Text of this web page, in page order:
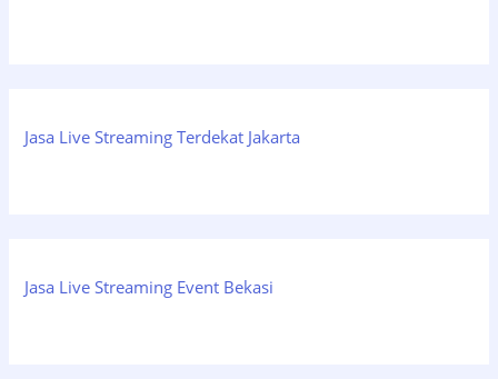
Jasa Live Streaming Terdekat Jakarta
Jasa Live Streaming Event Bekasi